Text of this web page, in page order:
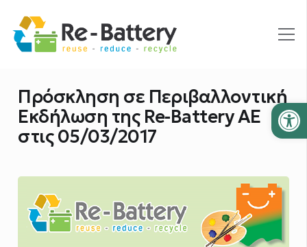
Πρόσκληση σε Περιβαλλοντική
Εκδήλωση της Re-Battery AE
στις 05/03/2017